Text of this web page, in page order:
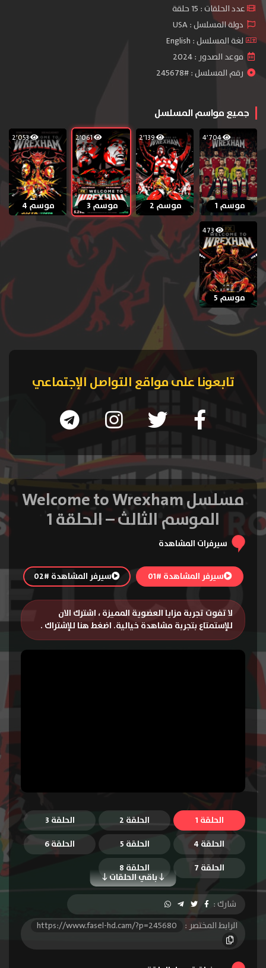
عدد الحلقات : 15 حلقة
دولة المسلسل : USA
لغة المسلسل : English
موعد الصدور : 2024
رقم المسلسل : #245678
جميع مواسم المسلسل
4٬704
موسم 1
2٬139
موسم 2
2٬061
موسم 3
2٬053
موسم 4
موسم 5
تابعونا على مواقع التواصل الإجتماعي
مسلسل Welcome to Wrexham
الموسم الثالث – الحلقة 1
سيرفرات المشاهدة
سيرفر المشاهدة #01 سيرفر المشاهدة #02
لا تفوت تجربة مزايا العضوية المميزة ، اشترك الان
للإستمتاع بتجربة مشاهدة خيالية. اضغط هنا للإشتراك .
الحلقة 1 الحلقة 2
الحلقة 3
الحلقة 4
الحلقة 5 الحلقة 6
باقي الحلقات
الحلقة 7 الحلقة 8
شارك :
الرابط المختصر :
https://www.fasel-hd.cam/?p=245680